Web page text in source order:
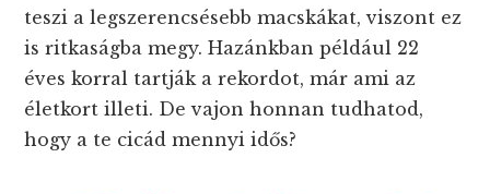
teszi a legszerencsésebb macskákat, viszont ez
is ritkaságba megy. Hazánkban például 22
éves korral tartják a rekordot, már ami az
életkort illeti. De vajon honnan tudhatod,
hogy a te cicád mennyi idős?